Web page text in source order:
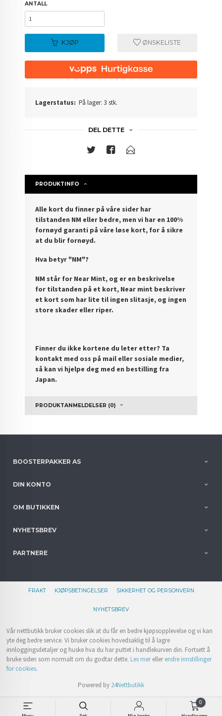
0
ANTALL
KJØP ØNSKELISTE
Lagerstatus: På lager: 3 stk.
DEL DETTE
PRODUKTINFO
Alle kort du finner på våre sider har
tilstanden NM eller bedre, men vi har en 100%
fornøyd garanti på våre løse kort, for å sikre
at du blir fornøyd.
Hva betyr "NM"?
NM står for Near Mint, og er en beskrivelse
for tilstanden på et kort, Near mint beskriver
et kort som har lite til ingen slitasje, og ingen
store skader eller riper.
Finner du ikke kortene du leter etter? Ta
kontakt med oss på mail eller sosiale medier,
så kan vi hjelpe deg med en bestilling fra
Japan.
PRODUKTANMELDELSER (0)
BOOSTERPAKKER AS
DIN KONTO
OM BUTIKKEN
NYHETSBREV
PARTNERE
FRAKT KJØPSBETINGELSER SIKKERHET OG PERSONVERN
NYHETSBREV
Vår nettbutikk bruker cookies slik at du får en bedre kjøpsopplevelse og vi kan
yte deg bedre service. Vi bruker cookies hovedsaklig til å lagre
innloggingsdetaljer og huske hva du har puttet i handlekurven din. Fortsett å
bruke siden som normalt om du godtar dette. Les merellerendre innstillinger
for cookies.
Powered by 24Nettbutikk